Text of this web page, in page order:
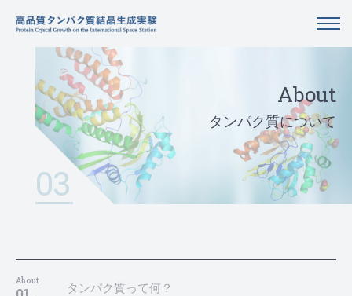
About
タンパク質について
03
About
タンパク質って何？